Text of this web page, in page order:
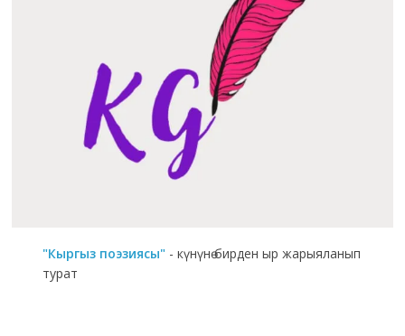
"Кыргыз поэзиясы" - күнүнө бирден ыр жарыяланып
турат